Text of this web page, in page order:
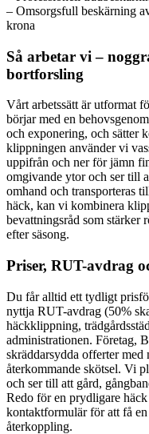
– Omsorgsfull beskärning
krona
Så arbetar vi –
bortforsling
Vårt arbetssätt är utformat
börjar med en
och exponering, och sätter
klippningen använder vi
uppifrån och ner för jämn
omgivande ytor och ser till
omhand och transporteras
häck, kan vi kombinera
bevattningsråd som stärker
efter säsong.
Priser, RUT-avdrag
Du får alltid ett tydligt
nyttja RUT-avdrag (50%
häckklippning,
administrationen. Företag,
skräddarsydda offerter
återkommande skötsel. Vi
och ser till att gård,
Redo för en prydligare
kontaktformulär för att få
återkoppling.